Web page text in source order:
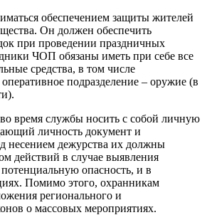
обеспечением защиты жителей
Он должен обеспечить
при проведении праздничных
ЧОП обязаны иметь при себе все
средства, в том числе
подразделение – оружие (в
время службы носить с собой личную
личность документ и
несением дежурства их должны
действий в случае выявления
опасность, и в
Помимо этого, охранникам
регионального и
о массовых мероприятиях.